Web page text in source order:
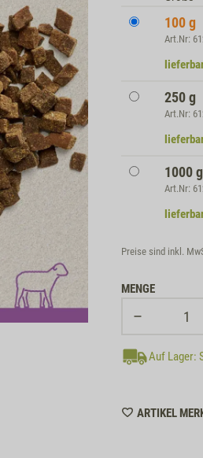
100 g
Art.Nr:
250 g
Art.Nr:
1000 g
Art.Nr:
Preise sind inkl.
MENGE
Auf Lager:
ARTIKEL